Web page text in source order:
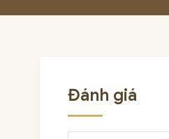
Đánh giá